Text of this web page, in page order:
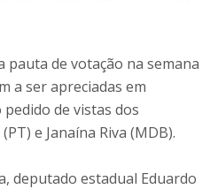
pauta de votação na semana
a ser apreciadas em
de vistas dos
e Janaína Riva (MDB).
deputado estadual Eduardo